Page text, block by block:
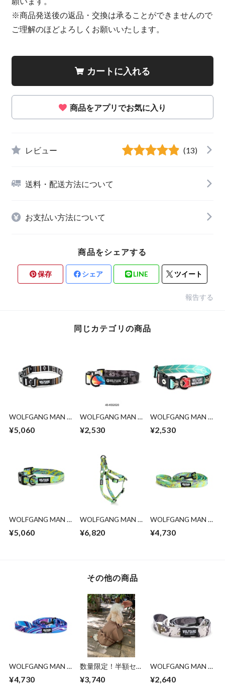
※商品発送後の返品・交換は承ることができませんので
ご理解のほどよろしくお願いいたします。
カートに入れる
商品をアプリでお気に入り
レビュー (13)
送料・配送方法について
お支払い方法について
商品をシェアする
保存 シェア LINE ツイート
報告する
同じカテゴリの商品
WOLFGANG MAN &
COLLAR ( S size )
¥5,060
WOLFGANG MAN &
COLLAR ( M size )
¥2,530
WOLFGANG MAN &
COLLAR ( M size )
¥2,530
WOLFGANG MAN &
ModernCanvas
¥5,060
WOLFGANG MAN &
/ModernCanvas
¥6,820
WOLFGANG MAN &
/ModernCanvas
¥4,730
その他の商品
WOLFGANG MAN &
/MarbleWave Leash (
¥4,730
数量限定！半額セー
ックル） Lサイズ
¥3,740
WOLFGANG MAN &
LEASH ( M size )
¥2,640